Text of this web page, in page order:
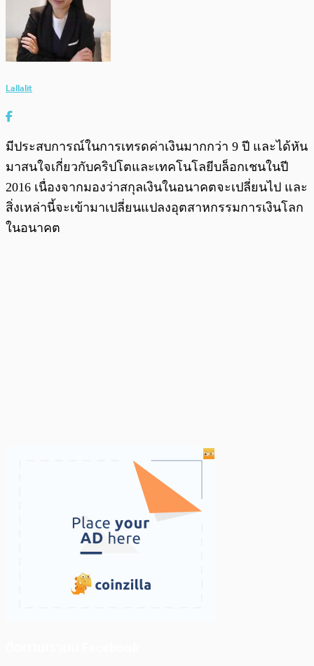
Lallalit
มีประสบการณ์ในการเทรดค่าเงินมากกว่า 9 ปี และได้หัน
มาสนใจเกี่ยวกับคริปโตและเทคโนโลยีบล็อกเชนในปี
2016 เนื่องจากมองว่าสกุลเงินในอนาคตจะเปลี่ยนไป และ
สิ่งเหล่านี้จะเข้ามาเปลี่ยนแปลงอุตสาหกรรมการเงินโลก
ในอนาคต